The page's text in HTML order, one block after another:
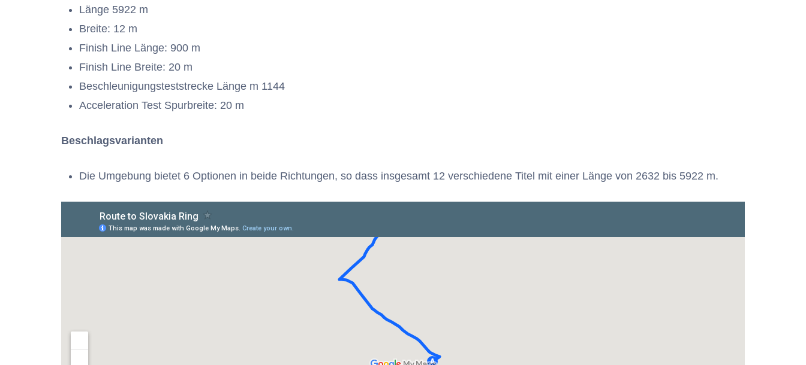
Länge 5922 m
Breite: 12 m
Finish Line Länge: 900 m
Finish Line Breite: 20 m
Beschleunigungsteststrecke Länge m 1144
Acceleration Test Spurbreite: 20 m
Beschlagsvarianten
Die Umgebung bietet 6 Optionen in beide Richtungen, so dass insgesamt 12 verschiedene Titel mit einer Länge von 2632 bis 5922 m.